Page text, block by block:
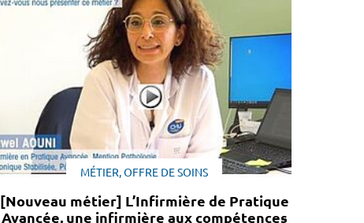
MÉTIER, OFFRE DE SOINS
[Nouveau métier] L’Infirmière de Pratique
Avancée, une infirmière aux compétences